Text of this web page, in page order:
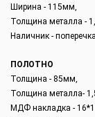
Ширина - 115мм,
Толщина металла -
Наличник -
ПОЛОТНО
Толщина - 85мм,
Толщина металла-
МДФ накладка -